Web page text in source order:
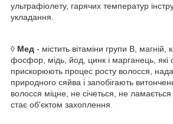
ультрафіолету, гарячих температур
укладання.
◊ Мед - містить вітаміни групи В, магній,
фосфор, мідь, йод, цинк і марганець, які
прискорюють процес росту волосся,
природного сяйва і запобігають
волосся міцне, не січеться, не ламається
стає об'єктом захоплення.